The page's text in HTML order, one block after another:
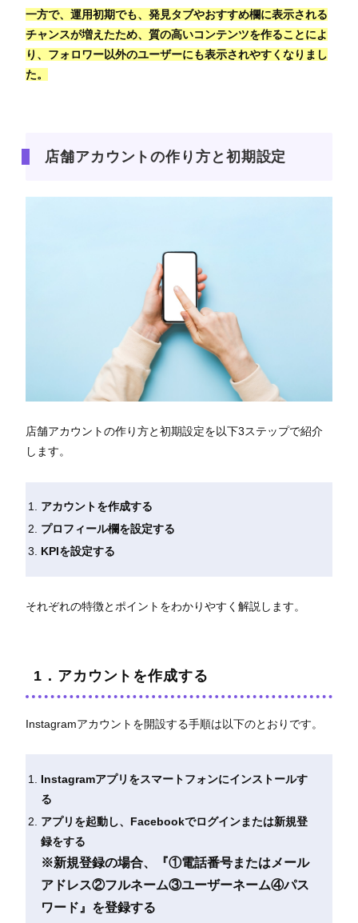
一方で、運用初期でも、発見タブやおすすめ欄に表示される
チャンスが増えたため、質の高いコンテンツを作ることによ
り、フォロワー以外のユーザーにも表示されやすくなりまし
た。
店舗アカウントの作り方と初期設定
店舗アカウントの作り方と初期設定を以下3ステップで紹介
します。
アカウントを作成する
プロフィール欄を設定する
KPIを設定する
それぞれの特徴とポイントをわかりやすく解説します。
1．アカウントを作成する
Instagramアカウントを開設する手順は以下のとおりです。
Instagramアプリをスマートフォンにインストールす
る
アプリを起動し、Facebookでログインまたは新規登
録をする
※新規登録の場合、『①電話番号またはメール
アドレス②フルネーム③ユーザーネーム④パス
ワード』を登録する